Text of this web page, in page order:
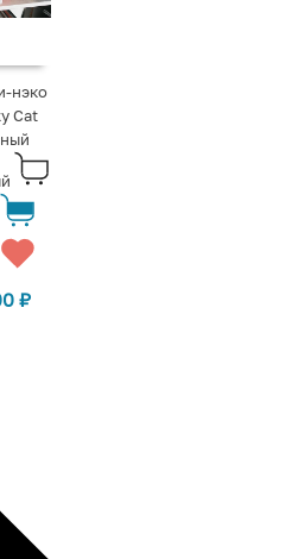
нэко
Cat
₽